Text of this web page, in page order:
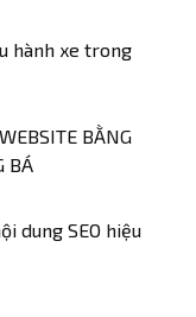
hành xe trong
BẰNG
BÁ
dung SEO hiệu